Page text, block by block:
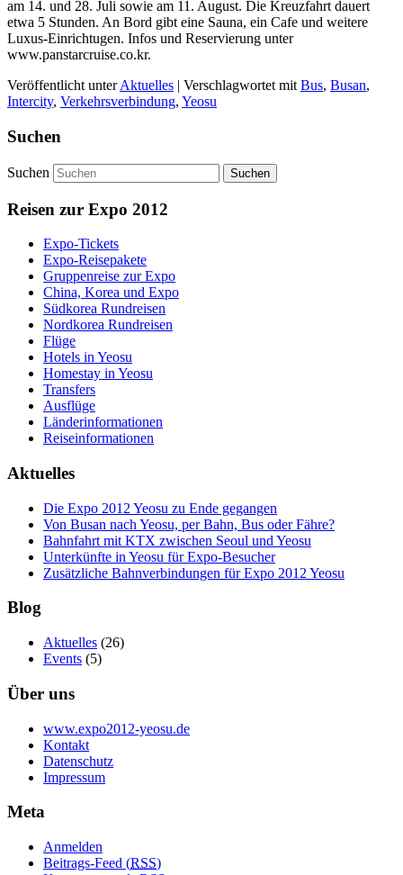
am 14. und 28. Juli sowie am 11. August. Die Kreuzfahrt dauert
etwa 5 Stunden. An Bord gibt eine Sauna, ein Cafe und weitere
Luxus-Einrichtugen. Infos und Reservierung unter
www.panstarcruise.co.kr.
Veröffentlicht unterAktuelles | Verschlagwortet mit Bus, Busan,
Intercity, Verkehrsverbindung, Yeosu
Suchen
Suchen
Reisen zur Expo 2012
Expo-Tickets
Expo-Reisepakete
Gruppenreise zur Expo
China, Korea und Expo
Südkorea Rundreisen
Nordkorea Rundreisen
Flüge
Hotels in Yeosu
Homestay in Yeosu
Transfers
Ausflüge
Länderinformationen
Reiseinformationen
Aktuelles
Die Expo 2012 Yeosu zu Ende gegangen
Von Busan nach Yeosu, per Bahn, Bus oder Fähre?
Bahnfahrt mit KTX zwischen Seoul und Yeosu
Unterkünfte in Yeosu für Expo-Besucher
Zusätzliche Bahnverbindungen für Expo 2012 Yeosu
Blog
Aktuelles (26)
Events (5)
Über uns
www.expo2012-yeosu.de
Kontakt
Datenschutz
Impressum
Meta
Anmelden
Beitrags-Feed (RSS)